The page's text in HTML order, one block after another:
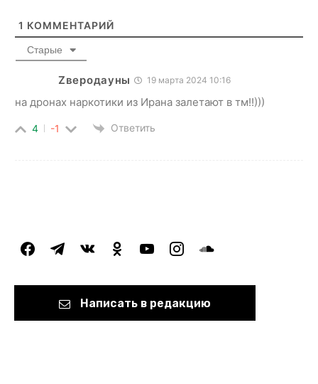
1 КОММЕНТАРИЙ
Старые
Zверодауны 19 марта 2024 10:16
на дронах наркотики из Ирана залетают в тм!!)))
4 -1 Ответить
facebooktelegramvkontakteodnoklassniki
youtubeinstagramsoundcloud
Написать в редакцию